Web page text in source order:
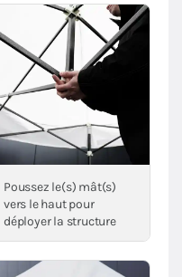
Poussez le(s) mât(s)
vers le haut pour
déployer la structure